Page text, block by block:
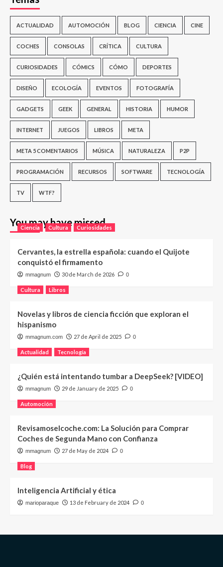
ACTUALIDAD AUTOMOCIÓN BLOG CIENCIA CINE
COCHES CONSOLAS CRÍTICA CULTURA
CURIOSIDADES CÓMICS CÓMO DEPORTES
DISEÑO ECOLOGÍA EVENTOS FOTOGRAFÍA
GADGETS GEEK GENERAL HISTORIA HUMOR
INTERNET JUEGOS LIBROS META
META 5 COMENTARIOS MÚSICA NATURALEZA P2P
PROGRAMACIÓN RECURSOS SOFTWARE TECNOLOGÍA
TV WTF?
You may have missed
Ciencia Cultura Curiosidades
Cervantes, la estrella española: cuando el Quijote
conquistó el firmamento
mmagnum 30 de March de 2026 0
Cultura Libros
Novelas y libros de ciencia ficción que exploran el
hispanismo
mmagnum.com 27 de April de 2025 0
Actualidad Tecnología
¿Quién está intentando tumbar a DeepSeek? [VIDEO]
mmagnum 29 de January de 2025 0
Automoción
Revisamoselcoche.com: La Solución para Comprar
Coches de Segunda Mano con Confianza
mmagnum 27 de May de 2024 0
Blog
Inteligencia Artificial y ética
marioparaque 13 de February de 2024 0